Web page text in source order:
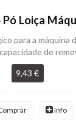
Loiça
para a máquina
de
9,43 €
Info